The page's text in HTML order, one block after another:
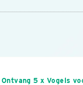
Ontvang 5 x Vogels